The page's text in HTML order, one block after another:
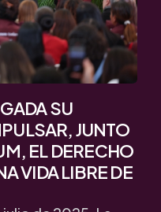
SU
JUNTO
EL DERECHO
VIDA LIBRE DE